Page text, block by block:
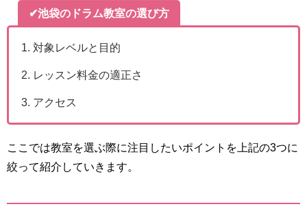
✔池袋のドラム教室の選び方
対象レベルと目的
レッスン料金の適正さ
アクセス
ここでは教室を選ぶ際に注目したいポイントを上記の3つに
絞って紹介していきます。